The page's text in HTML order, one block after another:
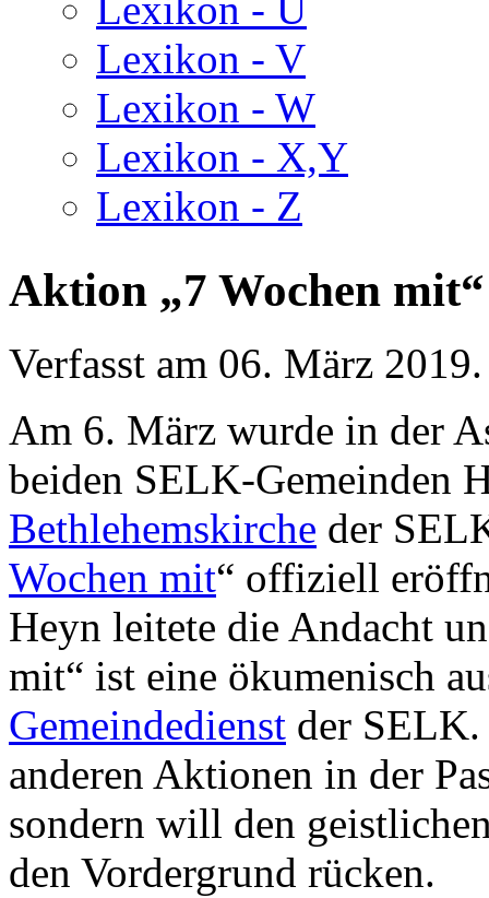
Lexikon - V
Lexikon - W
Lexikon - X,Y
Lexikon - Z
Aktion „7 Wochen
Verfasst am 06. März 2019.
Am 6. März wurde in der
beiden SELK-Gemeinden
Bethlehemskirche der
Wochen mit“ offiziell
Heyn leitete die Andacht
mit“ ist eine ökumenisch
Gemeindedienst der
anderen Aktionen in der
sondern will den
den Vordergrund rücken.